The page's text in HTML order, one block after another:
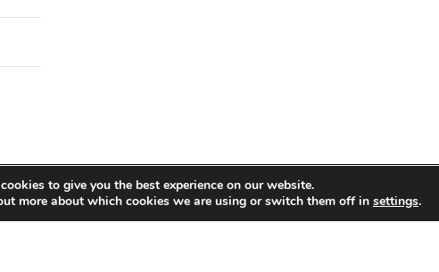
to give you the best experience on our website.
more about which cookies we are using or switch them off in settings.